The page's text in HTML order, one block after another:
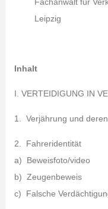
Leipzig
Inhalt
I. VERTEIDIGUNG IN
1. Verjährung und
2. Fahreridentität
a) Beweisfoto/video
b) Zeugenbeweis
c) Falsche